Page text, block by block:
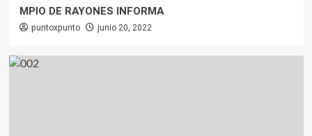
MPIO DE RAYONES INFORMA
puntoxpunto junio 20, 2022